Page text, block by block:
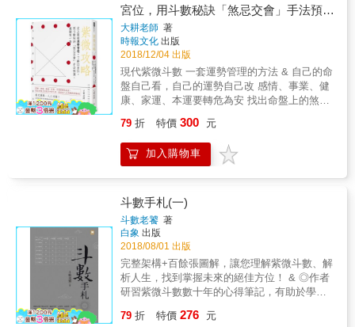
「面子、名聲」特別在意，因此容易有表面風
光的問題。化科若在六親宮位，要注意與這個
宮位的人的關係跟對象選擇，否則往往容易出
現看起來風光，但是選錯了人，尤其是夫妻宮
化科，其實是容易遇到不對的人的跡象
&hellip;&hellip; 【化忌】的概念是「空缺」。
化忌往往讓人擔心害怕，尤其當化忌在六親宮
他有情感需求，所以無法抵抗他的要求，而常
感到心累&hellip;&hellip;但因為宮位是會產生連
動影響的，我們能因此利用忌這個空缺，在別
的宮位找到改變的力量。 ○●小試身手○●舉例練
宮，該怎麼解釋？ A：本命財帛宮化權，表示
這個人對自己的理財能力相當有自信，並且希
望一切都要掌控在自己手上，這一類的人通常
會投資甚至創業，或者會希望有額外收入。化
忌入夫妻宮，表示這樣的觀念會影響他看待感
情對象的態度，他會希望可以控制另一半的金
錢觀。如果因為運限走得好，賺很多錢，就會
變得很強勢，希望情人的錢也要讓自己來管；
如果是運途不好，生意失敗，可能會希望身邊
宮位，用斗數秘訣「煞忌交會」手法預
測、避險有一套！
大耕老師 著
時報文化 出版
2018/12/04 出版
現代紫微斗數 一套運勢管理的方法 & 自己的命
盤自己看，自己的運勢自己改 感情、事業、健
康、家運、本運要轉危為安 找出命盤上的煞忌
斗數，人生的地圖 紫微斗數是每個人獨一無二
的人生地圖，能顯示何時風和日麗、何處風起
雲湧，更能在你備感迷惘無助之際，透露出一
微斗數而撥開人生迷霧，重新找到方向。他述
說個人經驗，告訴你如何看透自己的人生地
圖，並以現代化的解釋教你解讀宮位（環境）
和煞忌交會的意義和影響。 & 為自己找到好的
姿態，順天乘風而起 每個人的命盤好比是一張
人生健康（運勢）檢查表，更是一張人生遊戲
中的專屬攻略秘笈，用來幫自己的人生，找出
更多或更適合的可能性。 & 觀念和實用技巧搶
先看 【見「忌」別害怕】好處不見得只有化
79 折 特價 300 元
加入購物車
斗數手札(一)
斗數老饕 著
白象 出版
2018/08/01 出版
完整架構+百餘張圖解，讓您理解紫微斗數、解
析人生，找到掌握未來的絕佳方位！ & ◎作者
研習紫微斗數數十年的心得筆記，有助於學習
礎、命盤建立，到各星性、宮性等解析，分
79 折 特價 276 元